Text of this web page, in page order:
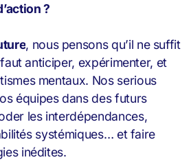
?
, nous pensons qu’il ne suffit
anticiper, expérimenter, et
mentaux. Nos serious
équipes dans des futurs
les interdépendances,
systémiques… et faire
inédites.